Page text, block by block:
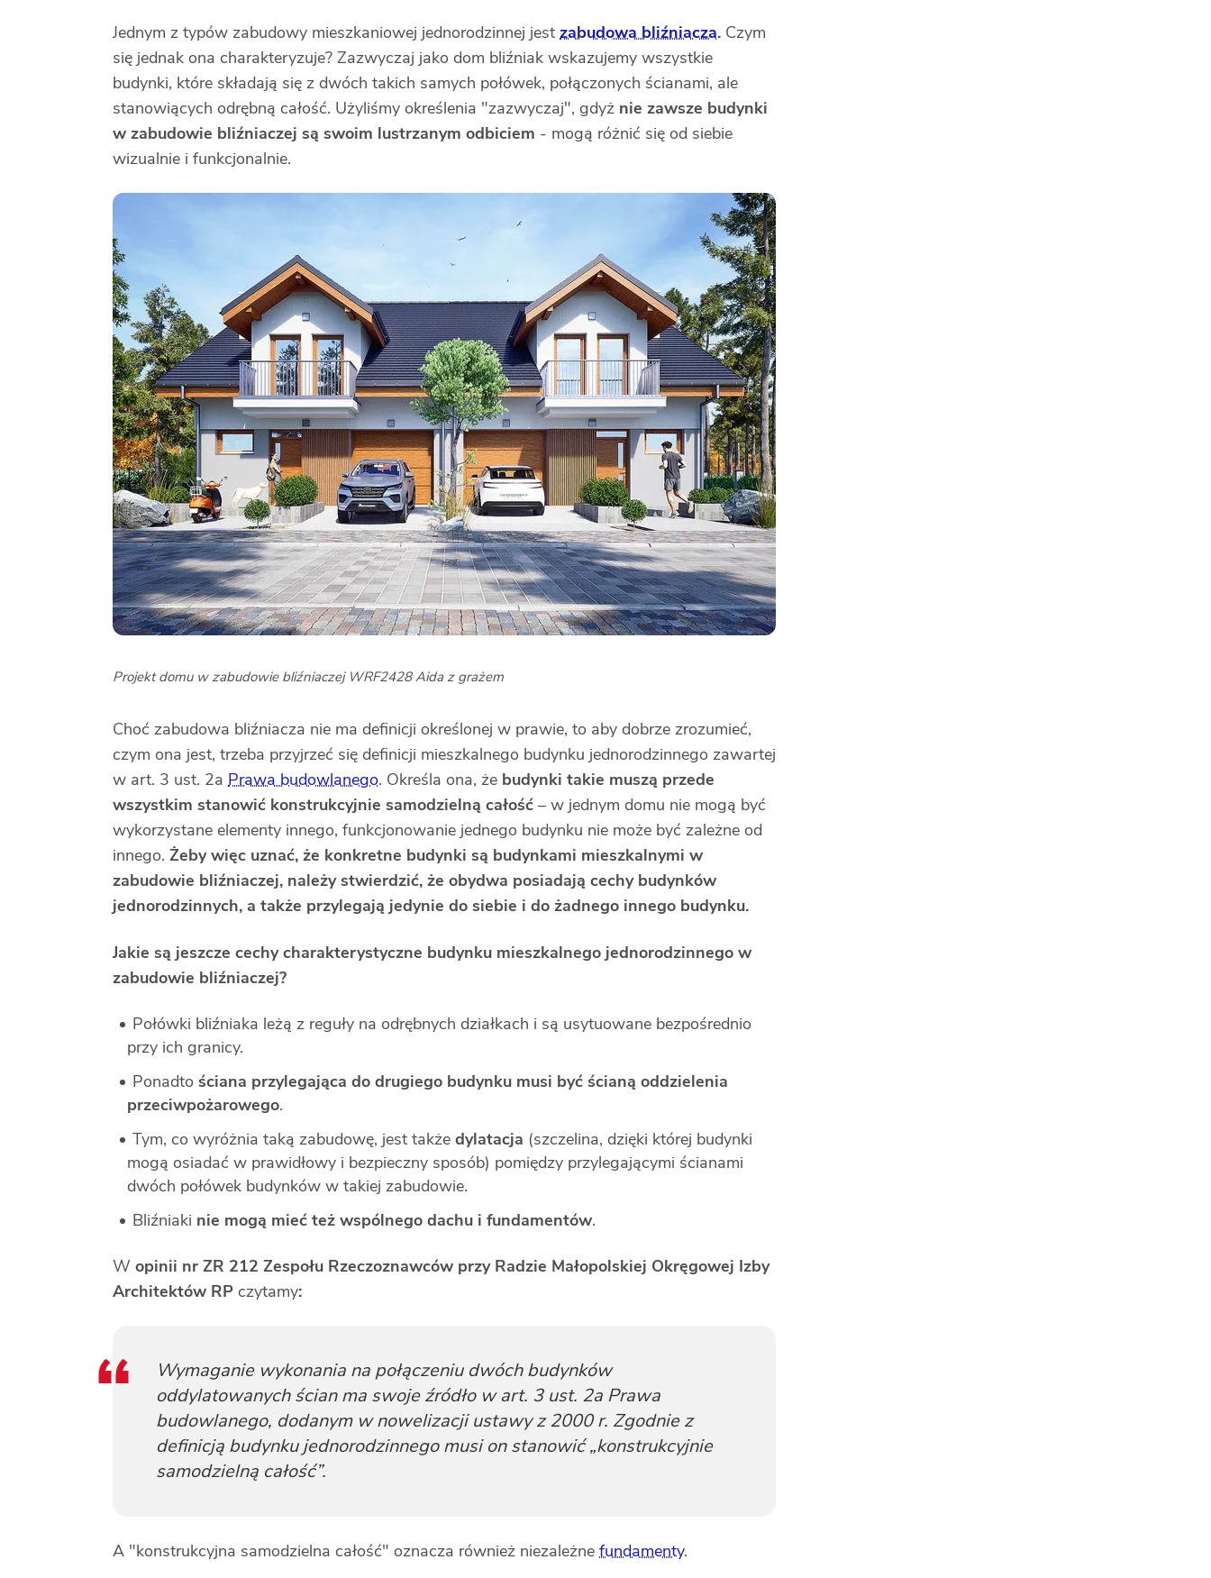
Jednym z typów zabudowy mieszkaniowej jednorodzinnej jest zabudowa bliźniacza. Czym
się jednak ona charakteryzuje? Zazwyczaj jako dom bliźniak wskazujemy wszystkie
budynki, które składają się z dwóch takich samych połówek, połączonych ścianami, ale
stanowiących odrębną całość. Użyliśmy określenia "zazwyczaj", gdyż nie zawsze budynki
w zabudowie bliźniaczej są swoim lustrzanym odbiciem - mogą różnić się od siebie
wizualnie i funkcjonalnie.
Projekt domu w zabudowie bliźniaczej WRF2428 Aida z grażem
Choć zabudowa bliźniacza nie ma definicji określonej w prawie, to aby dobrze zrozumieć,
czym ona jest, trzeba przyjrzeć się definicji mieszkalnego budynku jednorodzinnego zawartej
w art. 3 ust. 2a Prawa budowlanego. Określa ona, że budynki takie muszą przede
wszystkim stanowić konstrukcyjnie samodzielną całość – w jednym domu nie mogą być
wykorzystane elementy innego, funkcjonowanie jednego budynku nie może być zależne od
innego. Żeby więc uznać, że konkretne budynki są budynkami mieszkalnymi w
zabudowie bliźniaczej, należy stwierdzić, że obydwa posiadają cechy budynków
jednorodzinnych, a także przylegają jedynie do siebie i do żadnego innego budynku.
Jakie są jeszcze cechy charakterystyczne budynku mieszkalnego jednorodzinnego w
zabudowie bliźniaczej?
Połówki bliźniaka leżą z reguły na odrębnych działkach i są usytuowane bezpośrednio
przy ich granicy.
Ponadto ściana przylegająca do drugiego budynku musi być ścianą oddzielenia
przeciwpożarowego.
Tym, co wyróżnia taką zabudowę, jest także dylatacja (szczelina, dzięki której budynki
mogą osiadać w prawidłowy i bezpieczny sposób) pomiędzy przylegającymi ścianami
dwóch połówek budynków w takiej zabudowie.
Bliźniaki nie mogą mieć też wspólnego dachu i fundamentów.
W opinii nr ZR 212 Zespołu Rzeczoznawców przy Radzie Małopolskiej Okręgowej Izby
Architektów RP czytamy:
Wymaganie wykonania na połączeniu dwóch budynków
oddylatowanych ścian ma swoje źródło w art. 3 ust. 2a Prawa
budowlanego, dodanym w nowelizacji ustawy z 2000 r. Zgodnie z
definicją budynku jednorodzinnego musi on stanowić „konstrukcyjnie
samodzielną całość”.
A "konstrukcyjna samodzielna całość" oznacza również niezależne fundamenty.